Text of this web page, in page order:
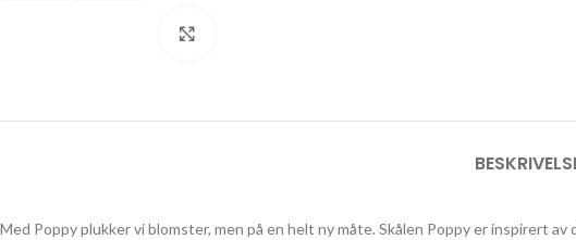
Med Poppy plukker vi blomster, men på en helt ny måte. Skålen Poppy er inspirert